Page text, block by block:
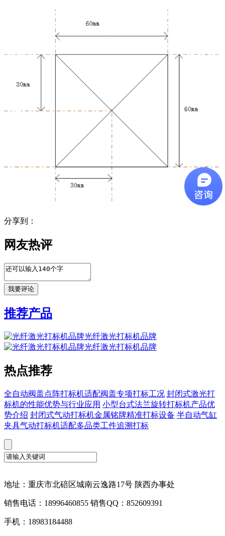
分享到：
网友热评
推荐产品
光纤激光打标机品牌
光纤激光打标机品牌
热点推荐
全自动阀盖点阵打标机适配阀盖专项打标工况 封闭式激光打
标机的性能优势与行业应用 小型台式法兰旋转打标机产品优
势介绍 封闭式气动打标机金属铭牌精准打标设备 半自动气缸
夹具气动打标机适配多品类工件追溯打标
地址：重庆市北碚区城南云逸路17号 陕西办事处
销售电话：18996460855 销售QQ：852609391
手机：18983184488